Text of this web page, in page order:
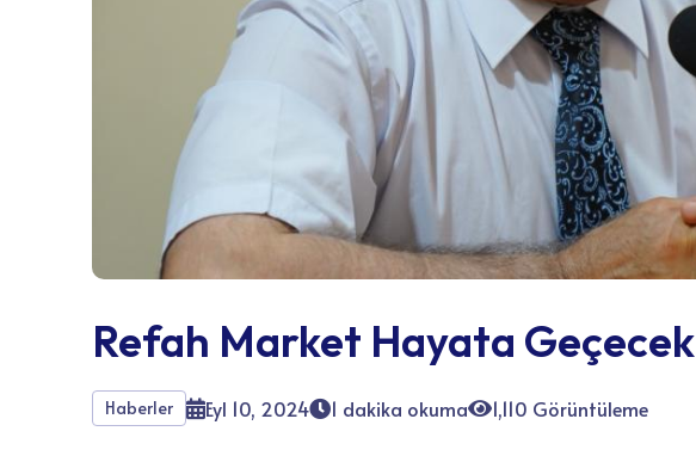
Refah Market Hayata Geçecek
Haberler Eyl 10, 2024 1 dakika okuma 1,110 Görüntüleme